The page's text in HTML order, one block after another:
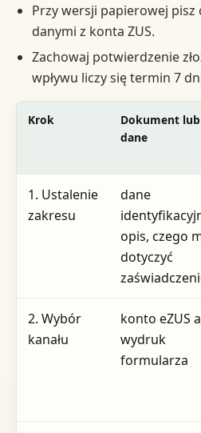
Przy wersji papierowej pisz
danymi z konta ZUS.
Zachowaj potwierdzenie
wpływu liczy się termin 7
Krok
Dokument lub
dane
1. Ustalenie
zakresu
dane
opis, czego
dotyczyć
2. Wybór
kanału
konto eZUS
wydruk
formularza